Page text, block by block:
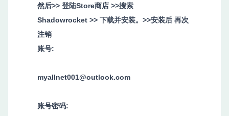
然后>> 登陆Store商店 >>搜索
Shadowrocket >> 下载并安装。>>安装后 再次
注销
账号:
myallnet001@outlook.com
账号密码: